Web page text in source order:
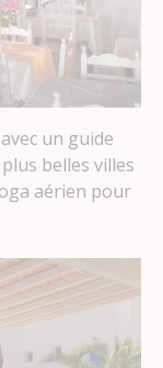
un guide
belles villes
aérien pour